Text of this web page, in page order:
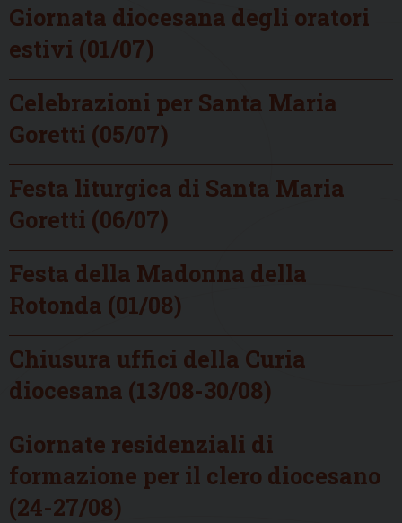
Giornata diocesana degli oratori
estivi (01/07)
Celebrazioni per Santa Maria
Goretti (05/07)
Festa liturgica di Santa Maria
Goretti (06/07)
Festa della Madonna della
Rotonda (01/08)
Chiusura uffici della Curia
diocesana (13/08-30/08)
Giornate residenziali di
formazione per il clero diocesano
(24-27/08)